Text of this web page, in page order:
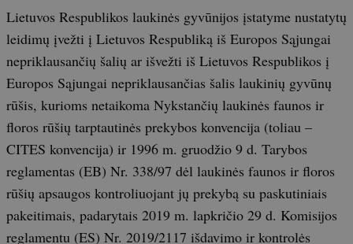
Lietuvos Respublikos laukinės gyvūnijos įstatyme nustatytų
leidimų įvežti į Lietuvos Respubliką iš Europos Sąjungai
nepriklausančių šalių ar išvežti iš Lietuvos Respublikos į
Europos Sąjungai nepriklausančias šalis laukinių gyvūnų
rūšis, kurioms netaikoma Nykstančių laukinės faunos ir
floros rūšių tarptautinės prekybos konvencija (toliau –
CITES konvencija) ir 1996 m. gruodžio 9 d. Tarybos
reglamentas (EB) Nr. 338/97 dėl laukinės faunos ir floros
rūšių apsaugos kontroliuojant jų prekybą su paskutiniais
pakeitimais, padarytais 2019 m. lapkričio 29 d. Komisijos
reglamentu (ES) Nr. 2019/2117 išdavimo ir kontrolės